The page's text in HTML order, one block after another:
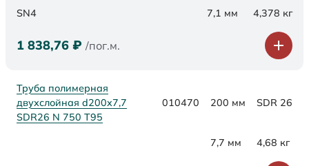
SN4 7,1 мм 4,378 кг
1 838,76 ₽ /пог.м.
Труба полимерная
двухслойная d200x7,7
SDR26 N 750 Т95
010470 200 мм SDR 26
7,7 мм 4,68 кг